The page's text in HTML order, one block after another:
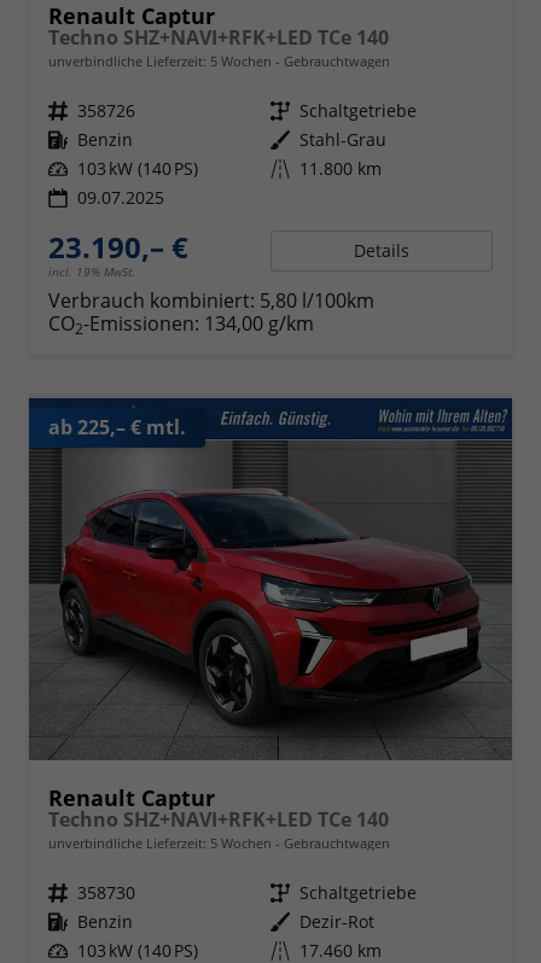
Renault Captur
Techno SHZ+NAVI+RFK+LED TCe 140
unverbindliche Lieferzeit: 5 Wochen Gebrauchtwagen
Fahrzeugnr. 358726 Getriebe Schaltgetriebe
Kraftstoff Benzin Außenfarbe Stahl-Grau
Leistung 103 kW (140 PS) Kilometerstand 11.800 km
09.07.2025
23.190,– €
incl. 19% MwSt.
Details
Verbrauch kombiniert: 5,80 l/100km
CO2-Emissionen: 134,00 g/km
ab 225,– € mtl.
Renault Captur
Techno SHZ+NAVI+RFK+LED TCe 140
unverbindliche Lieferzeit: 5 Wochen Gebrauchtwagen
Fahrzeugnr. 358730 Getriebe Schaltgetriebe
Kraftstoff Benzin Außenfarbe Dezir-Rot
Leistung 103 kW (140 PS) Kilometerstand 17.460 km